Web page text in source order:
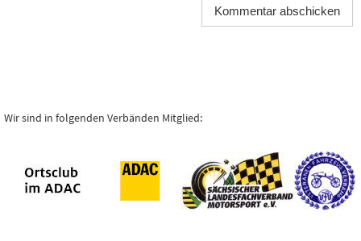
Wir sind in folgenden Verbänden Mitglied: